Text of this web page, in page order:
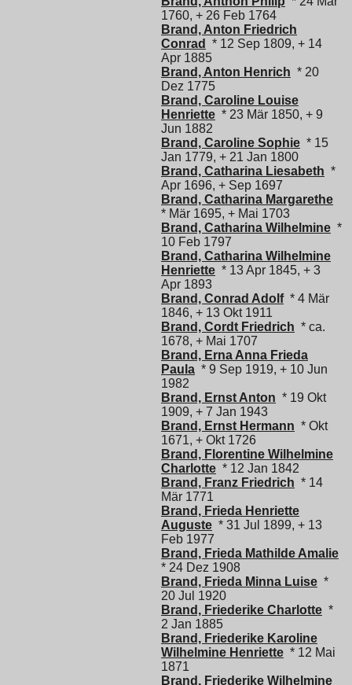
1760, + 26 Feb 1764
Brand, Anton Friedrich
Conrad
* 12 Sep 1809, + 14
Apr 1885
Brand, Anton Henrich * 20
Dez 1775
Brand, Caroline Louise
Henriette * 23 Mär 1850, + 9
Jun 1882
Brand, Caroline Sophie * 15
Jan 1779, + 21 Jan 1800
Brand, Catharina Liesabeth *
Apr 1696, + Sep 1697
Brand, Catharina Margarethe
* Mär 1695, + Mai 1703
Brand, Catharina Wilhelmine *
10 Feb 1797
Brand, Catharina Wilhelmine
Henriette * 13 Apr 1845, + 3
Apr 1893
Brand, Conrad Adolf* 4 Mär
1846, + 13 Okt 1911
Brand, Cordt Friedrich * ca.
1678, + Mai 1707
Brand, Erna Anna Frieda
Paula * 9 Sep 1919, + 10 Jun
1982
Brand, Ernst Anton * 19 Okt
1909, + 7 Jan 1943
Brand, Ernst Hermann * Okt
1671, + Okt 1726
Brand, Florentine Wilhelmine
Charlotte * 12 Jan 1842
Brand, Franz Friedrich * 14
Mär 1771
Brand, Frieda Henriette
Auguste * 31 Jul 1899, + 13
Feb 1977
Brand, Frieda Mathilde Amalie
* 24 Dez 1908
Brand, Frieda Minna Luise *
20 Jul 1920
Brand, Friederike Charlotte *
2 Jan 1885
Brand, Friederike Karoline
Wilhelmine Henriette * 12 Mai
1871
Brand, Friederike Wilhelmine